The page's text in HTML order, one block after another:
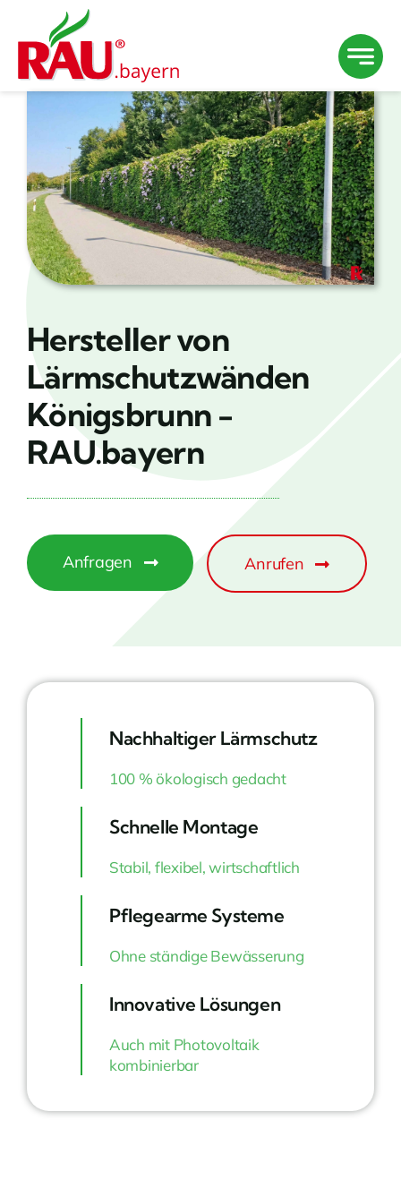
springen
Hersteller von
Lärmschutzwänden
Königsbrunn -
RAU.bayern
Anfragen Anrufen
Nachhaltiger Lärmschutz
100 % ökologisch gedacht
Schnelle Montage
Stabil, flexibel, wirtschaftlich
Pflegearme Systeme
Ohne ständige Bewässerung
Innovative Lösungen
Auch mit Photovoltaik
kombinierbar